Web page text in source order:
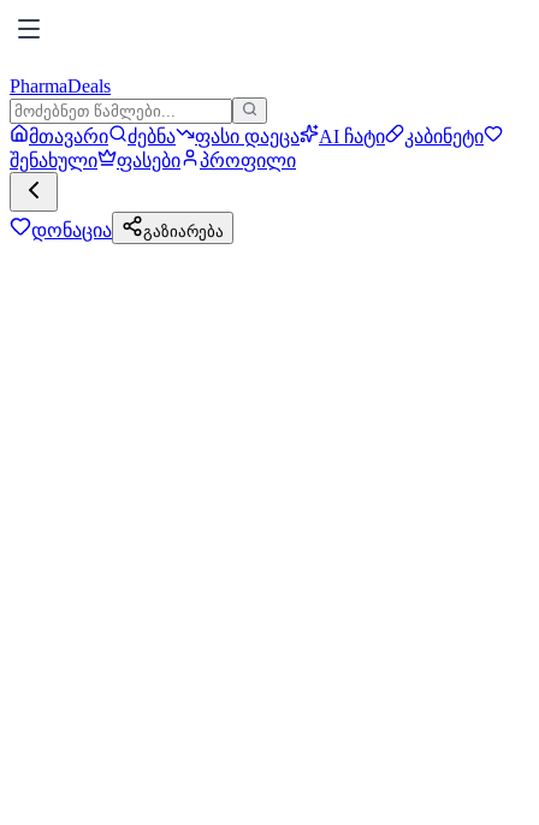
PharmaDeals
მთავარი ძებნა ფასი დაეცა AI ჩატი
კაბინეტი
შენახული
ფასები პროფილი
დონაცია გაზიარება